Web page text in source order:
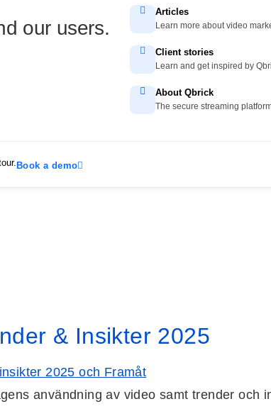
our users.
Articles
Learn more about video
Client stories
Learn and get inspired by
About Qbrick
The secure streaming
Book a demo
& Insikter 2025
användning av video samt trender och